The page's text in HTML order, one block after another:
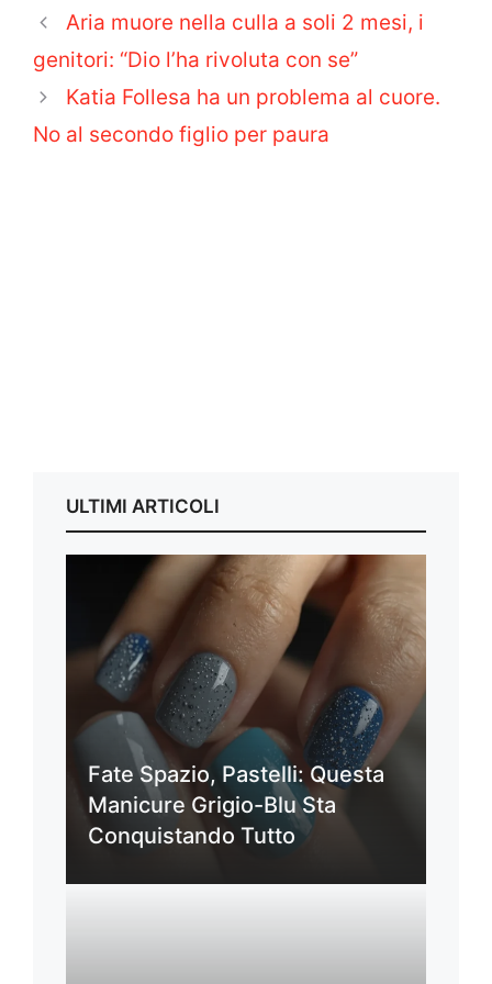
Aria muore nella culla a soli 2 mesi, i
genitori: “Dio l’ha rivoluta con se”
Katia Follesa ha un problema al cuore.
No al secondo figlio per paura
ULTIMI ARTICOLI
Fate Spazio, Pastelli: Questa
Manicure Grigio-Blu Sta
Conquistando Tutto